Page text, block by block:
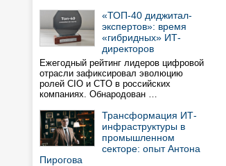
«ТОП-40 диджитал-
экспертов»: время
«гибридных» ИТ-
директоров
Ежегодный рейтинг лидеров цифровой
отрасли зафиксировал эволюцию
ролей CIO и CTO в российских
компаниях. Обнародован …
Трансформация ИТ-
инфраструктуры в
промышленном
секторе: опыт Антона
Пирогова